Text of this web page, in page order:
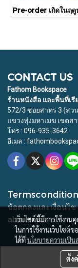
CONTACT US
Fathom Bookspace
ร้านหนังสือ และพื้นที่เรี
572/3 ซอยสาทร 3 (ส
แขวงทุ่งมหาเมฆ เขตส
โทร : 096-935-3642
อีเมล :
Termscondition
ข้อตกลงและเงื่อนไข
about us
© Copyright 2015
เว็บไซต์นี้มีการใช้งา
ในการใช้งานเว็บไซต์
ได้ที่นโยบายความเป็น
ตั้ง